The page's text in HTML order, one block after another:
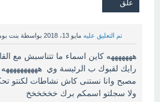
تم التعليق عليه مايو 13، 2018 بواسطة بنت
هههههههه كاين اسماء ما تتناسبش مع
رايك لقبوك ب الرئيسة وي
مصبح وانا نستنى كاش نشاطات لكنتو
ولا سجلتو اسمكم برك خخخخخخ